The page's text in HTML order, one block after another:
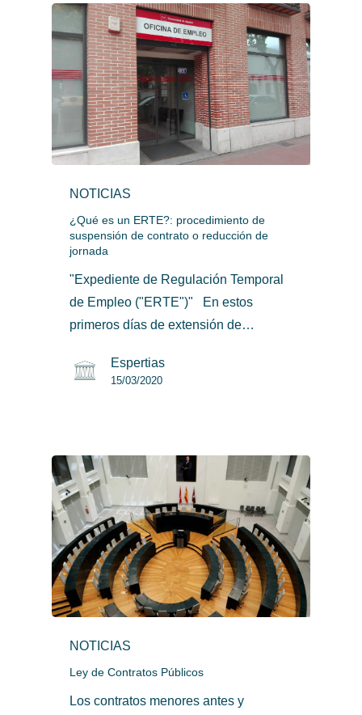
NOTICIAS
¿Qué es un ERTE?: procedimiento de
suspensión de contrato o reducción de
jornada
"Expediente de Regulación Temporal
de Empleo ("ERTE")" En estos
primeros días de extensión de…
Espertias
15/03/2020
NOTICIAS
Ley de Contratos Públicos
Los contratos menores antes y